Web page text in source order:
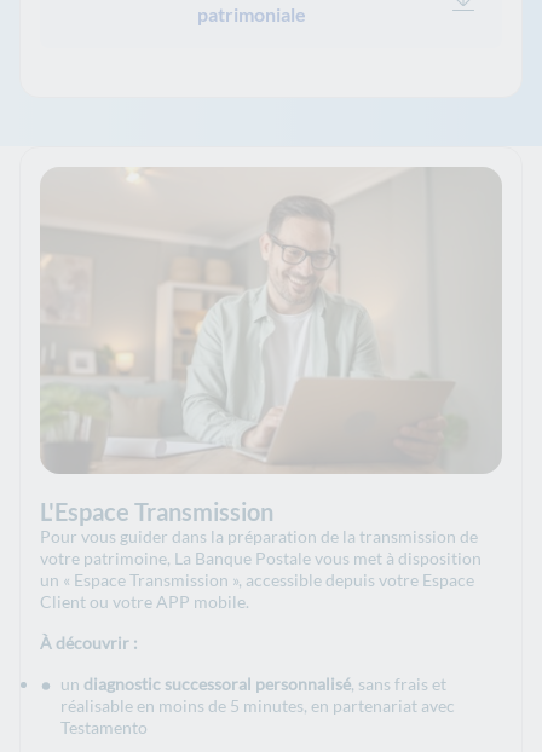
patrimoniale
L'Espace Transmission
Pour vous guider dans la préparation de la transmission de
votre patrimoine, La Banque Postale vous met à disposition
un « Espace Transmission », accessible depuis votre Espace
Client ou votre APP mobile.
À découvrir :
un diagnostic successoral personnalisé, sans frais et
réalisable en moins de 5 minutes, en partenariat avec
Testamento